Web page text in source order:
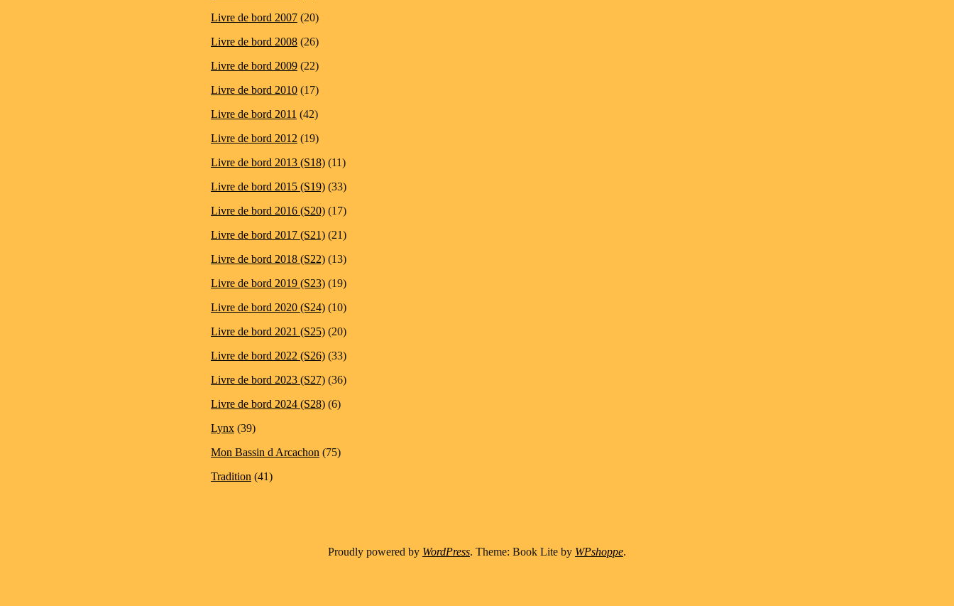
Livre de bord 2007 (20)
Livre de bord 2008 (26)
Livre de bord 2009 (22)
Livre de bord 2010 (17)
Livre de bord 2011 (42)
Livre de bord 2012 (19)
Livre de bord 2013 (S18) (11)
Livre de bord 2015 (S19) (33)
Livre de bord 2016 (S20) (17)
Livre de bord 2017 (S21) (21)
Livre de bord 2018 (S22) (13)
Livre de bord 2019 (S23) (19)
Livre de bord 2020 (S24) (10)
Livre de bord 2021 (S25) (20)
Livre de bord 2022 (S26) (33)
Livre de bord 2023 (S27) (36)
Livre de bord 2024 (S28) (6)
Lynx (39)
Mon Bassin d Arcachon (75)
Tradition (41)
Proudly powered by WordPress. Theme: Book Lite by WPshoppe.